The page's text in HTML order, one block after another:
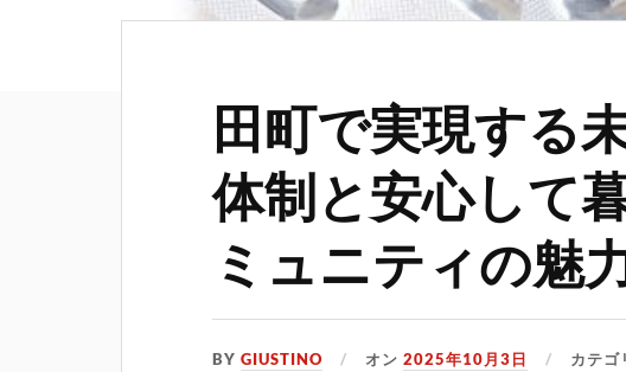
田町で実現する
体制と安心して
ミュニティの魅
BYGIUSTINO オン2025年10月3日 カテゴ